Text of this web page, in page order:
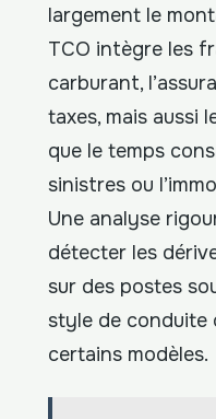
largement le
TCO intègre les
carburant,
taxes, mais aussi
que le temps
sinistres ou
Une analyse
détecter les
sur des postes
style de conduite
certains modèles.